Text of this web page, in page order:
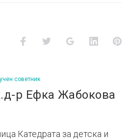
FacebookTwitter Google+
советник
р Ефка Жабокова
Катедрата за детска и